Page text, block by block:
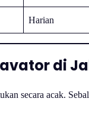
Harian
di
secara acak.